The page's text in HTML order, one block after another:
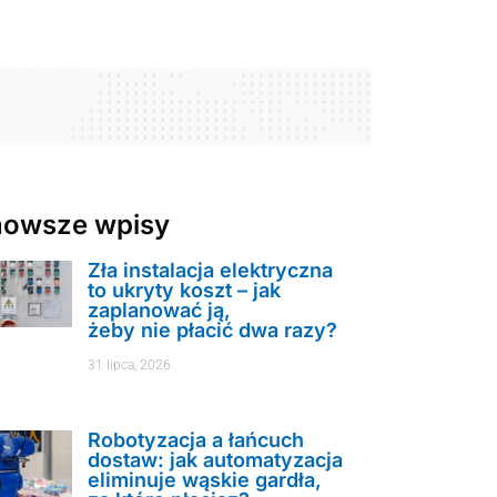
wpisy
Zła instalacja elektryczna
to ukryty koszt – jak
zaplanować ją,
żeby nie płacić dwa razy?
31 lipca, 2026
Robotyzacja a łańcuch
dostaw: jak automatyzacja
eliminuje wąskie gardła,